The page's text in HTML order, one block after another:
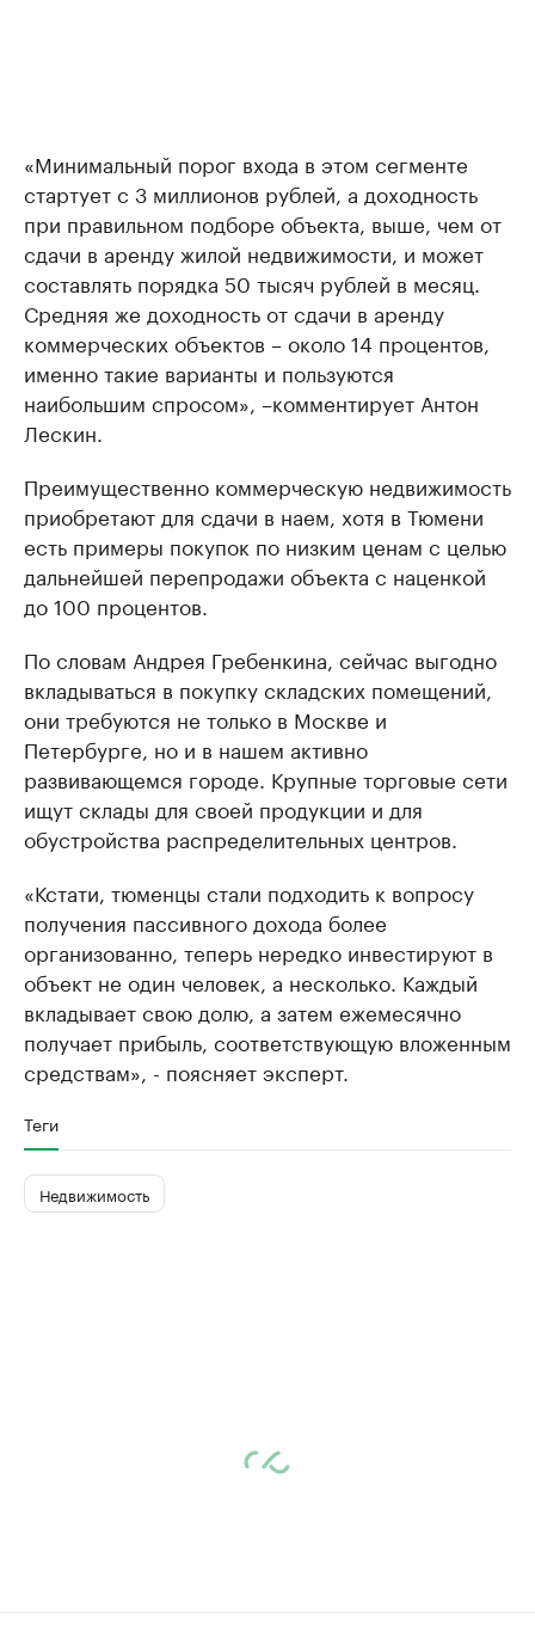
«Минимальный порог входа в этом сегменте
стартует с 3 миллионов рублей, а доходность
при правильном подборе объекта, выше, чем от
сдачи в аренду жилой недвижимости, и может
составлять порядка 50 тысяч рублей в месяц.
Средняя же доходность от сдачи в аренду
коммерческих объектов – около 14 процентов,
именно такие варианты и пользуются
наибольшим спросом», –комментирует Антон
Лескин.
Преимущественно коммерческую недвижимость
приобретают для сдачи в наем, хотя в Тюмени
есть примеры покупок по низким ценам с целью
дальнейшей перепродажи объекта с наценкой
до 100 процентов.
По словам Андрея Гребенкина, сейчас выгодно
вкладываться в покупку складских помещений,
они требуются не только в Москве и
Петербурге, но и в нашем активно
развивающемся городе. Крупные торговые сети
ищут склады для своей продукции и для
обустройства распределительных центров.
«Кстати, тюменцы стали подходить к вопросу
получения пассивного дохода более
организованно, теперь нередко инвестируют в
объект не один человек, а несколько. Каждый
вкладывает свою долю, а затем ежемесячно
получает прибыль, соответствующую вложенным
средствам», - поясняет эксперт.
Теги
Недвижимость